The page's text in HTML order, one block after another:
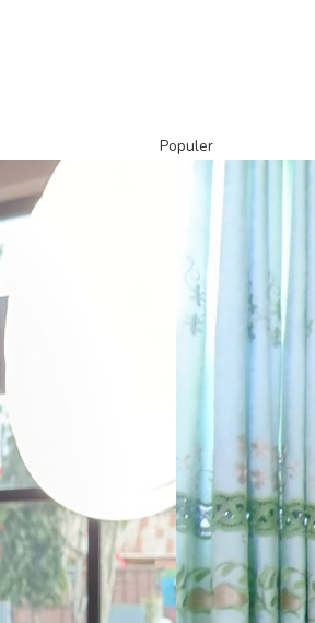
Populer